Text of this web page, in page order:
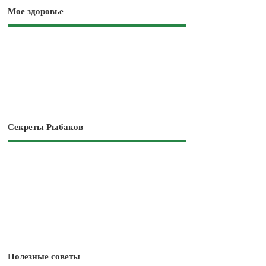
Мое здоровье
Секреты Рыбаков
Полезные советы